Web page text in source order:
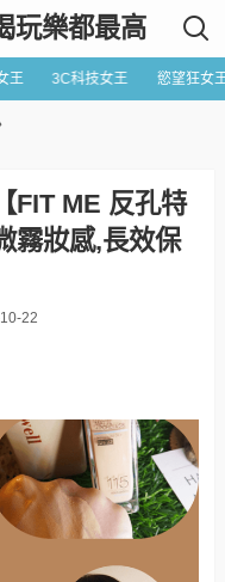
玩樂都最高
王 3C科技女王 慾望狂女
FIT ME 反孔特
霧妝感,長效保
22